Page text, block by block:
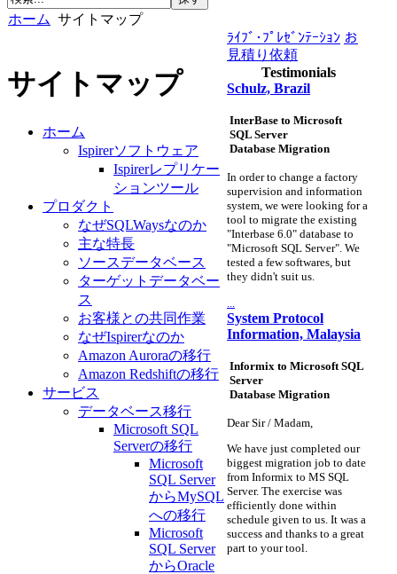
ホーム サイトマップ
サイトマップ
ホーム
Ispirerソフトウェア
Ispirerレプリケー
ションツール
プロダクト
なぜSQLWaysなのか
主な特長
ソースデータベース
ターゲットデータベー
ス
お客様との共同作業
なぜIspirerなのか
Amazon Auroraの移行
Amazon Redshiftの移行
サービス
データベース移行
Microsoft SQL
Serverの移行
Microsoft
SQL Server
からMySQL
への移行
Microsoft
SQL Server
からOracle
ﾗｲﾌﾞ･ﾌﾟﾚｾﾞﾝﾃｰｼｮﾝ お
見積り依頼
Testimonials
Schulz, Brazil
InterBase to Microsoft
SQL Server
Database Migration
In order to change a factory
supervision and information
system, we were looking for a
tool to migrate the existing
"Interbase 6.0" database to
"Microsoft SQL Server". We
tested a few softwares, but
they didn't suit us.
System Protocol
Information, Malaysia
Informix to Microsoft SQL
Server
Database Migration
Dear Sir / Madam,
We have just completed our
biggest migration job to date
from Informix to MS SQL
Server. The exercise was
efficiently done within
schedule given to us. It was a
success and thanks to a great
part to your tool.